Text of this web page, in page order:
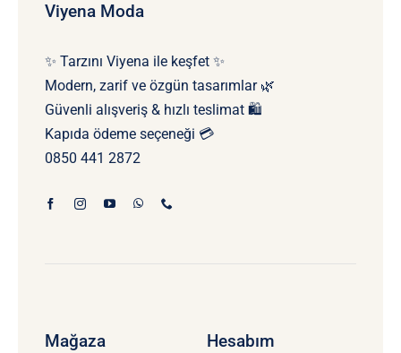
Viyena Moda
✨ Tarzını Viyena ile keşfet ✨
Modern, zarif ve özgün tasarımlar 🌿
Güvenli alışveriş & hızlı teslimat 🛍️
Kapıda ödeme seçeneği 💳
0850 441 2872
Mağaza Hesabım